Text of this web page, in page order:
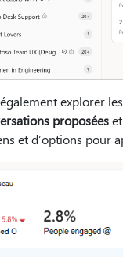
explorer
proposées
et d’options pour